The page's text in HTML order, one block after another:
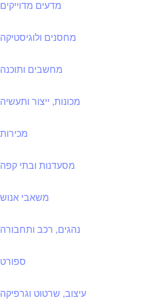
מדעים מדוייקים
מחסנים ולוגיסטיקה
מחשבים ותוכנה
מכונות, ייצור ותעשיה
מכירות
מסעדנות ובתי קפה
משאבי אנוש
נהגים, רכב ותחבורה
ספורט
עיצוב, שרטוט וגרפיקה